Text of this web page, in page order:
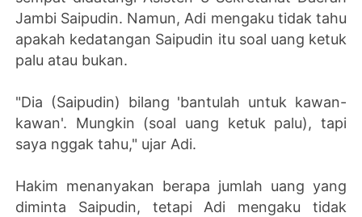
Jambi Saipudin. Namun, Adi mengaku tidak tahu
apakah kedatangan Saipudin itu soal uang ketuk
palu atau bukan.
"Dia (Saipudin) bilang 'bantulah untuk kawan-
kawan'. Mungkin (soal uang ketuk palu), tapi
saya nggak tahu," ujar Adi.
Hakim menanyakan berapa jumlah uang yang
diminta Saipudin, tetapi Adi mengaku tidak